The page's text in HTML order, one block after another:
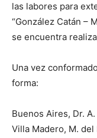
las labores para
“González Catán –
se encuentra
Una vez
forma:
Buenos Aires, Dr.
Villa Madero, M.